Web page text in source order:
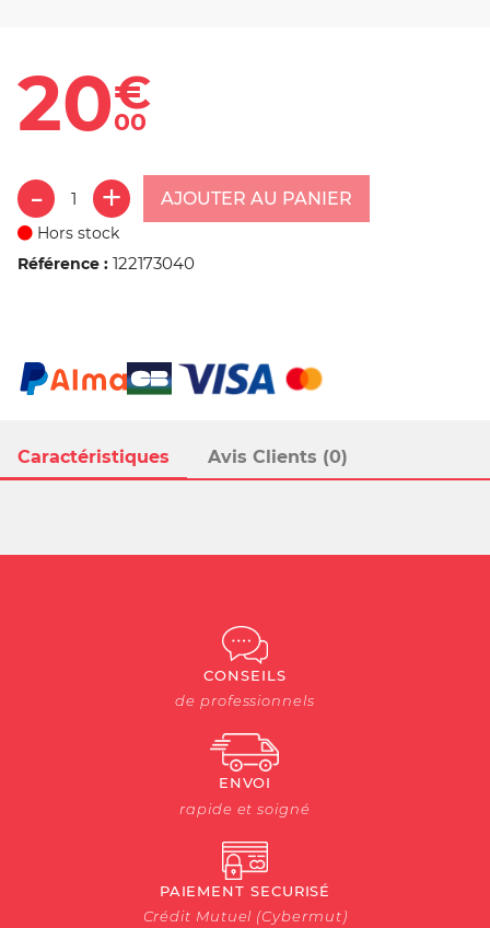
Caractéristiques Avis Clients (0)
20€
00
AJOUTER AU PANIER
Hors stock
Référence : 122173040
CONSEILS
de professionnels
ENVOI
rapide et soigné
PAIEMENT SECURISÉ
Crédit Mutuel (Cybermut)